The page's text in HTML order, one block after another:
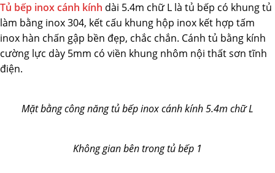
Tủ bếp inox cánh kính dài 5.4m chữ L là tủ bếp có khung tủ
làm bằng inox 304, kết cấu khung hộp inox kết hợp tấm
inox hàn chấn gập bền đẹp, chắc chắn. Cánh tủ bằng kính
cường lực dày 5mm có viền khung nhôm nội thất sơn tĩnh
điện.
Mặt bằng công năng tủ bếp inox cánh kính 5.4m chữ L
Không gian bên trong tủ bếp 1